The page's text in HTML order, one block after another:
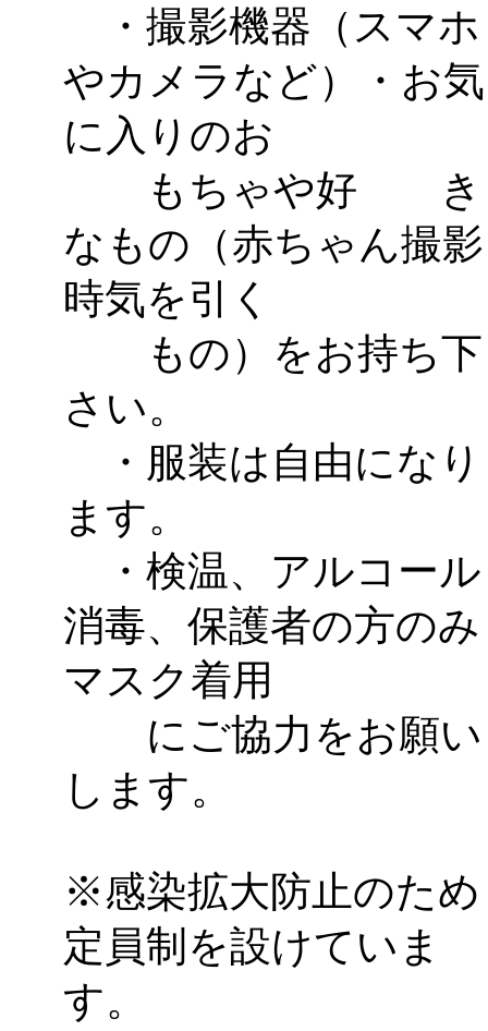
・撮影機器（スマホ
やカメラなど）・お気
に入りのお
もちゃや好 き
なもの（赤ちゃん撮影
時気を引く
もの）をお持ち下
さい。
・服装は自由になり
ます。
・検温、アルコール
消毒、保護者の方のみ
マスク着用
にご協力をお願い
します。
※感染拡大防止のため
定員制を設けていま
す。